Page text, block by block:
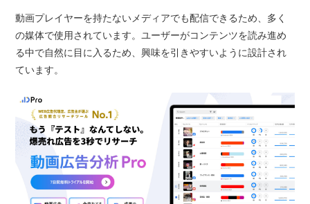
動画プレイヤーを持たないメディアでも配信できるため、多く
の媒体で使用されています。ユーザーがコンテンツを読み進め
る中で自然に目に入るため、興味を引きやすいように設計され
ています。